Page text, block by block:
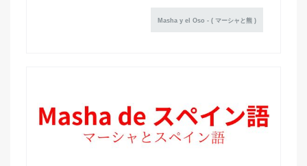
Masha y el Oso - ( マーシャと熊 )